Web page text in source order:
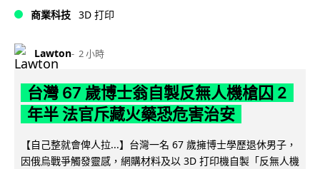
商業科技 3D 打印
Lawton 2 小時
台灣 67 歲博士翁自製反無人機槍囚 2
年半 法官斥藏火藥恐危害治安
【自己整就會俾人拉...】台灣一名 67 歲擁博士學歷退休男子，
因俄烏戰爭觸發靈感，網購材料及以 3D 打印機自製「反無人機